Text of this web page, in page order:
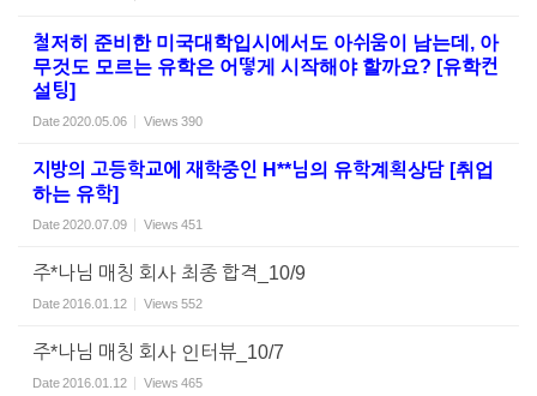
철저히 준비한 미국대학입시에서도 아쉬움이 남는데, 아
무것도 모르는 유학은 어떻게 시작해야 할까요? [유학컨
설팅]
Date2020.05.06 Views 390
지방의 고등학교에 재학중인 H**님의 유학계획상담 [취업
하는 유학]
Date2020.07.09 Views 451
주*나님 매칭 회사 최종 합격_10/9
Date2016.01.12 Views 552
주*나님 매칭 회사 인터뷰_10/7
Date2016.01.12 Views 465